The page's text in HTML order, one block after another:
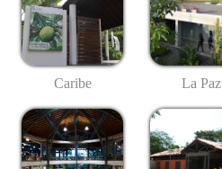
Caribe La Paz